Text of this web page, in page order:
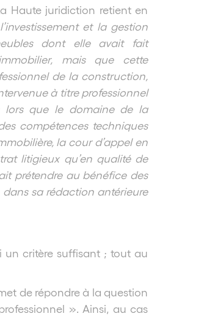
Haute juridiction retient en
et la gestion
dont elle avait fait
mais que cette
de la construction,
à titre professionnel
lors que le domaine de la
compétences techniques
la cour d’appel en
litigieux qu’en qualité de
prétendre au bénéfice des
dans sa rédaction antérieure
un critère suffisant ; tout au
de répondre à la question
». Ainsi, au cas